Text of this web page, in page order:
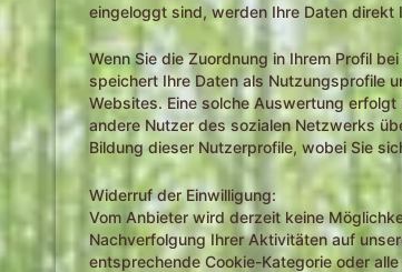
eingeloggt sind, werden Ihre Daten direkt
Wenn Sie die Zuordnung in Ihrem Profil
speichert Ihre Daten als Nutzungsprofile
Websites. Eine solche Auswertung
andere Nutzer des sozialen Netzwerks
Bildung dieser Nutzerprofile, wobei Sie
Widerruf der Einwilligung:
Vom Anbieter wird derzeit keine
Nachverfolgung Ihrer Aktivitäten auf
entsprechende Cookie-Kategorie oder